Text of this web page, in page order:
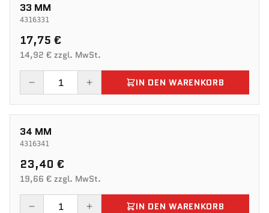
33 MM
4316331
17,75 €
14,92 € zzgl. MwSt.
IN DEN WARENKORB
34 MM
4316341
23,40 €
19,66 € zzgl. MwSt.
IN DEN WARENKORB